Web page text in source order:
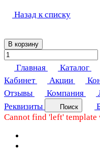
Назад к списку
В корзину
Главная Каталог
Кабинет
Акции
Отзывы
Компания
Реквизиты
Поиск
Cannot find 'left' template